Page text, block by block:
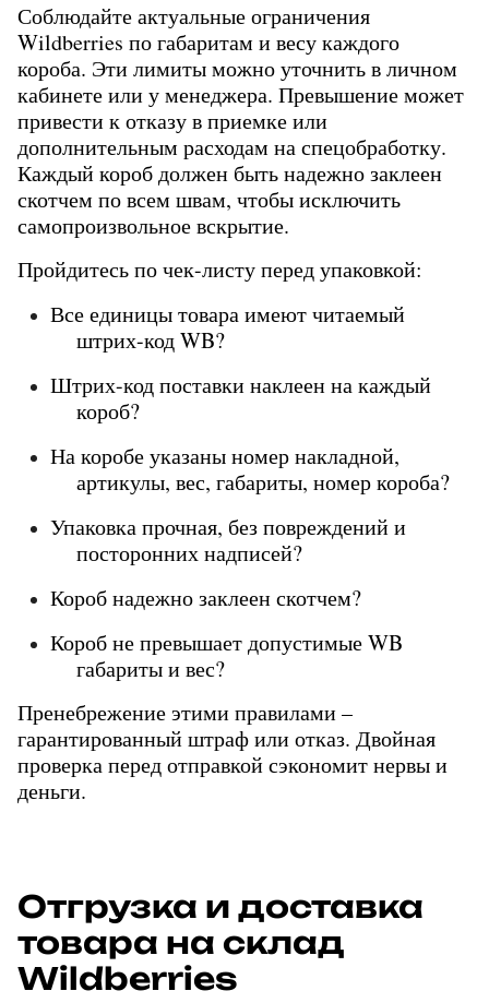
Соблюдайте актуальные ограничения
Wildberries по габаритам и весу каждого
короба. Эти лимиты можно уточнить в личном
кабинете или у менеджера. Превышение может
привести к отказу в приемке или
дополнительным расходам на спецобработку.
Каждый короб должен быть надежно заклеен
скотчем по всем швам, чтобы исключить
самопроизвольное вскрытие.
Пройдитесь по чек-листу перед упаковкой:
Все единицы товара имеют читаемый
штрих-код WB?
Штрих-код поставки наклеен на каждый
короб?
На коробе указаны номер накладной,
артикулы, вес, габариты, номер короба?
Упаковка прочная, без повреждений и
посторонних надписей?
Короб надежно заклеен скотчем?
Короб не превышает допустимые WB
габариты и вес?
Пренебрежение этими правилами –
гарантированный штраф или отказ. Двойная
проверка перед отправкой сэкономит нервы и
деньги.
Отгрузка и доставка
товара на склад
Wildberries